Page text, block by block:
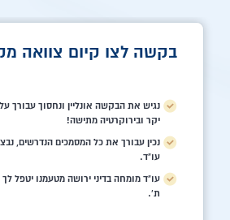
בקשה לצו קיום צוואה
נגיש את הבקשה אונליין ונחסוך עבורך
יקר ובירוקרטיה מתישה!
נכין עבורך את כל המסמכים הנדרשים,
עו"ד.
עו"ד מומחה בדיני ירושה מטעמנו יטפל
ת'.